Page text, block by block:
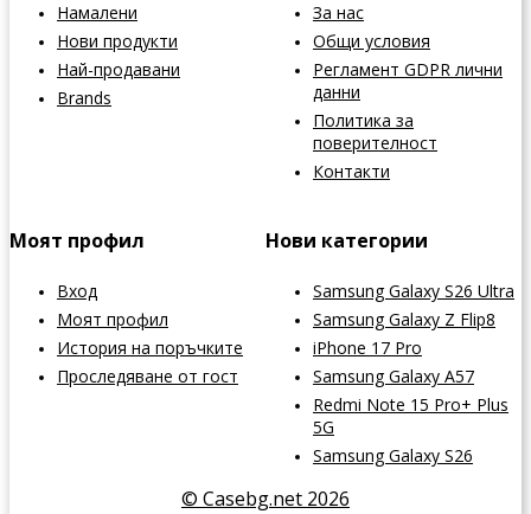
Намалени
Нови продукти
Най-продавани
Brands
За нас
Общи условия
Регламент GDPR лични
данни
Политика за
поверителност
Контакти
Моят профил
Вход
Моят профил
История на поръчките
Проследяване от гост
Нови категории
Samsung Galaxy S26 Ultra
Samsung Galaxy Z Flip8
iPhone 17 Pro
Samsung Galaxy A57
Redmi Note 15 Pro+ Plus
5G
Samsung Galaxy S26
© Casebg.net 2026